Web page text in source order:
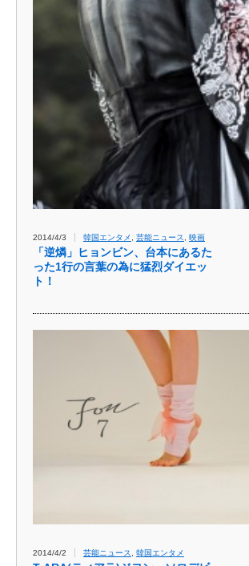
2014/4/3 韓国エンタメ 芸能ニュース 映画
「逆燐」ヒョンビン、台本にあるた
った1行の言葉の為に猛烈ダイエッ
ト！
2014/4/2 芸能ニュース 韓国エンタメ